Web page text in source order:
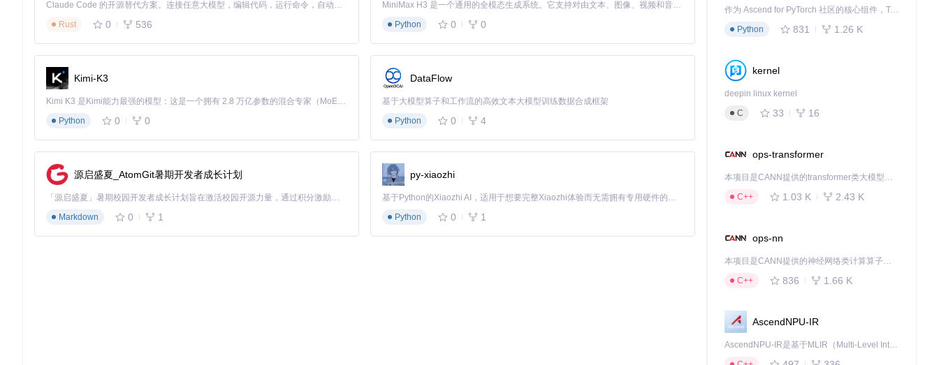
3.1 版本兼容性检测
# 版本检测脚本（Bash示例）
CURSOR_VERSION=$(cursor --version | awk
echo "版本兼容，可执行重置"
else
exit
3.2 完整操作步骤
环境准备
确保拥有文件系统操作权限（Unix系统可能需要sudo权限）
关闭所有Cursor进程实例
Claude Code 的开源替代方案。连接任意大模型，编辑代码，运行命令，自动验证 — 全自动执行。用 Rust 构建，极致性能。 ｜ An open-source alternative to Claude Code. Connect any LLM, edit code, run commands, and verify changes — autonomously. Built in Rust for speed. Get Started
Rust
0 536
MiniMax H3 是一个通用的全模态生成系统。它支持对由文本、图像、视频和音频组成的多模态上下文进行统一理解，并能生成分辨率高达 2K、时长可达 15 秒的带原生立体声音频的视频。得益于面向任务泛化的系统设计，H3 在预训练阶段就已具备广泛的多模态上下文理解与生成能力，能够出色地执行复杂的多模态指令。
Python
0 0
Kimi-K3
Kimi K3 是Kimi能力最强的模型：这是一个拥有 2.8 万亿参数的混合专家（MoE）模型，具备原生视觉理解能力，并支持 100 万 token 的上下文窗口。
Python
0 0
DataFlow
基于大模型算子和工作流的高效文本大模型训练数据合成框架
Python
0 4
源启盛夏_AtomGit暑期开发者成长计划
「源启盛夏」暑期校园开发者成长计划旨在激活校园开源力量，通过积分激励、认证扶持、资源倾斜等形式，引导高校组织和开发者完成「入驻 — 建项目 — 做贡献 — 获认证 — 得资源」的完整闭环。无论你是想带领社团入驻平台的组织者，还是希望用代码贡献证明自己的开发者，都能在这里找到属于你的成长路径。
Markdown
0 1
py-xiaozhi
基于Python的Xiaozhi AI，适用于想要完整Xiaozhi体验而无需拥有专用硬件的用户。
Python
0 1
作为 Ascend for PyTorch 社区的核心组件，TorchNPU 是昇腾专为 PyTorch 打造的深度学习适配插件，使 PyTorch 框架能够直接调用昇腾 NPU，为开发者提供昇腾 AI 处理器的超强算力。
Python
831 1.26 K
kernel
deepin linux kernel
C
33 16
ops-transformer
本项目是CANN提供的transformer类大模型算子库，实现网络在NPU上加速计算。
C++
1.03 K 2.43 K
ops-nn
本项目是CANN提供的神经网络类计算算子库，实现网络在NPU上加速计算。
C++
836 1.66 K
AscendNPU-IR
AscendNPU-IR是基于MLIR（Multi-Level Intermediate Representation）构建的，面向昇腾亲和算子编译时使用的中间表示，提供昇腾完备表达能力，通过编译优化提升昇腾AI处理器计算效率，支持通过生态框架使能昇腾AI处理器与深度调优